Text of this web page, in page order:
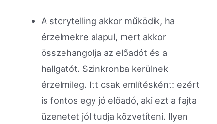
A storytelling akkor működik, ha
érzelmekre alapul, mert akkor
összehangolja az előadót és a
hallgatót. Szinkronba kerülnek
érzelmileg. Itt csak említésként: ezért
is fontos egy jó előadó, aki ezt a fajta
üzenetet jól tudja közvetíteni. Ilyen